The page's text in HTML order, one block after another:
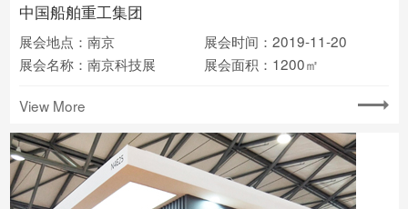
中国船舶重工集团
展会地点：南京
展会时间：2019-11-20
展会名称：南京科技展
展会面积：1200㎡
View More